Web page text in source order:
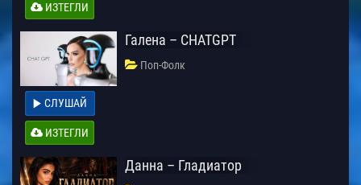
ИЗТЕГЛИ
Галена – CHATGPT
Поп-Фолк
СЛУШАЙ
ИЗТЕГЛИ
Данна – Гладиатор